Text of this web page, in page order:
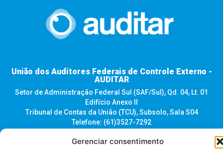
Gerenciar consentimento
União dos Auditores Federais de Controle Externo -
AUDITAR
Setor de Administração Federal Sul (SAF/Sul), Qd. 04, Lt. 01
Edifício Anexo II
Tribunal de Contas da União (TCU), Subsolo, Sala S04
Telefone: (61)3527-7292
Política de